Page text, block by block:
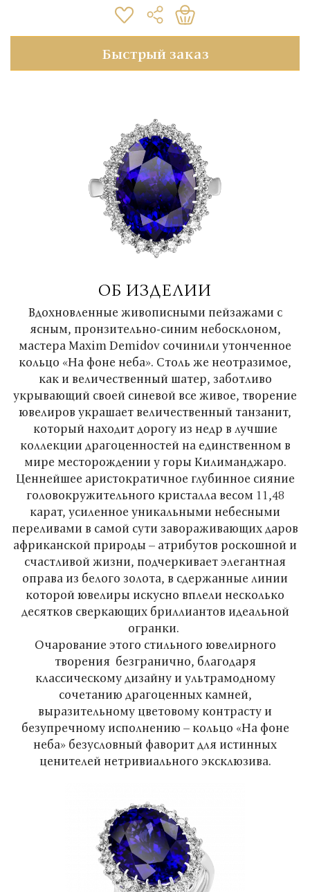
Быстрый заказ
ОБ ИЗДЕЛИИ
Вдохновленные живописными пейзажами с
ясным, пронзительно-синим небосклоном,
мастера Maxim Demidov сочинили утонченное
кольцо «На фоне неба». Столь же неотразимое,
как и величественный шатер, заботливо
укрывающий своей синевой все живое, творение
ювелиров украшает величественный танзанит,
который находит дорогу из недр в лучшие
коллекции драгоценностей на единственном в
мире месторождении у горы Килиманджаро.
Ценнейшее аристократичное глубинное сияние
головокружительного кристалла весом 11,48
карат, усиленное уникальными небесными
переливами в самой сути завораживающих даров
африканской природы – атрибутов роскошной и
счастливой жизни, подчеркивает элегантная
оправа из белого золота, в сдержанные линии
которой ювелиры искусно вплели несколько
десятков сверкающих бриллиантов идеальной
огранки.
Очарование этого стильного ювелирного
творения безгранично, благодаря
классическому дизайну и ультрамодному
сочетанию драгоценных камней,
выразительному цветовому контрасту и
безупречному исполнению – кольцо «На фоне
неба» безусловный фаворит для истинных
ценителей нетривиального эксклюзива.